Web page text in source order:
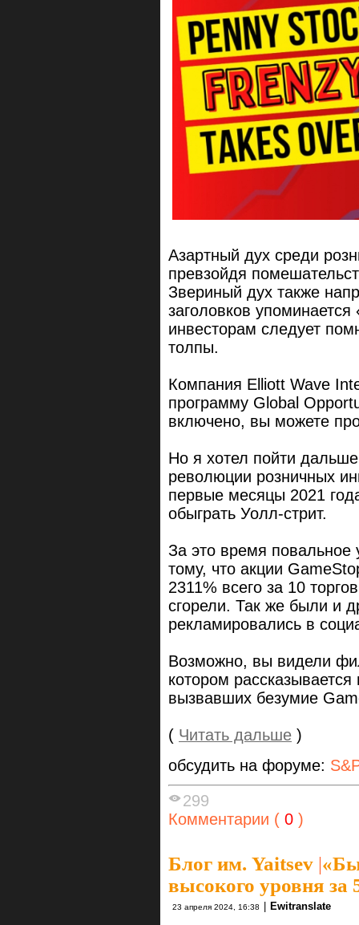
Азартный дух среди
превзойдя
Звериный дух также
заголовков
инвесторам следует
толпы.
Компания Elliott Wave
программу Global
включено, вы можете
Но я хотел пойти
революции розничных
первые месяцы 2021
обыграть Уолл-стрит.
За это время повальное
тому, что акции
2311% всего за 10
сгорели. Так же были и
рекламировались в
Возможно, вы видели
котором
вызвавших безумие
( Читать дальше )
обсудить на форуме:
299
Комментарии ( 0 )
Блог им. Yaitsev |
высокого уровня за
23 апреля 2024, 16:38 Ewitranslate